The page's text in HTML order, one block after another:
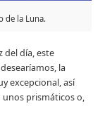
de la Luna.
del día, este
la
excepcional, así
unos prismáticos o,